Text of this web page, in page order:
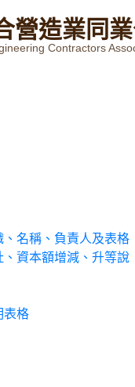
營造業同業
Contractors
名稱、負責人及表格
資本額增減、升等說
表格